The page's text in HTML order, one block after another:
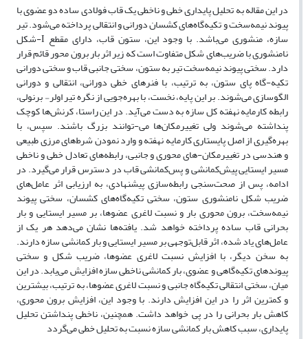
در این مقاله به تحلیل پایداری خطی و ناخطی یک قاب فولادی ساده دو عضوی با
پیوند نیمه‌سخت و تکیه‌گاه‌های کشسان دورانی و انتقالی پرداخته می‌شود. تیر
سازه، منشوری می‌باشد. با وجود این، ستون قاب، دارای مقطع I-شکل
نامنشوری با ضریب‌های شکل متفاوت است که زیر اثر بار برون محور قائم قرار
دارد. سختی پیوند نیمه‌سخت تیر به ستون، سختی جانبی قاب و سختی دورانی
تکیه-گاه پای ستون، به ترتیب، با فنرهای خطی دورانی، انتقالی و دورانی
الگوسازی می‌شوند. بر این پایه، نخست، با بهره‌جویی از نگره تیر اولر₋ برنولی،
رابطه کارمایه نهفته کل سازه به دست می‌آید. در این راستا، کرنش‌ها کوچک
پنداشته می‌شوند ولی تغییرمکان‌ها می-توانند بزرگ باشند. سپس، با
بهره‌گیری از اصل پایستاری کارمایه نهفته و وارد نمودن شرط‌های مرزی طبیعی
و هندسی در تغییرمکان-های محوری و جانبی، رابطه‌های تعادل خطی و ناخطی
مسیر ایستایی پیش‌کمانشی و پس‌کمانشی قاب در دسترس قرار می‌گیرد. در
ادامه، پس از صحت‌سنجی رابطه‌سازی پیشنهادی، به ارزیابی اثر عامل‌های
ضریب شکل نامنشوری ستون، سختی تکیه‌گاه‌های کشسان، سختی پیوند
نیمه‌سخت، برون محوری بار و نسبت لاغری عضوها، بر مسیر ایستایی و بار
بحرانی قاب ساده پرداخته خواهد شد. یافته‌ها نشان می‌دهد هر یک از
عامل‌های یاد شده، اثر قابل‌توجهی بر مسیر ایستایی و بار کمانشی سازه دارند.
به سخن دیگر، با افزایش نسبت لاغری عضوها، ضریب شکل و سختی
پیوندهای تکیه‌گاهی و عضوی، بار کمانشی ناخطی سازه افزایش می‌یابد. در این
میان، سختی انتقالی تکیه‌گاه جانبی و نسبت لاغری عضوها، به ترتیب، بیشترین
و کمترین اثر را در این افزایش دارند. با وجود این، افزایش برون محوری،
کاهش بار بحرانی را در پی خواهد داشت. همچنین، ناخطی پنداشتن تحلیل
پایداری، سبب کاهش بار کمانشی سازه نسبت به تحلیل خطی می‌گردد